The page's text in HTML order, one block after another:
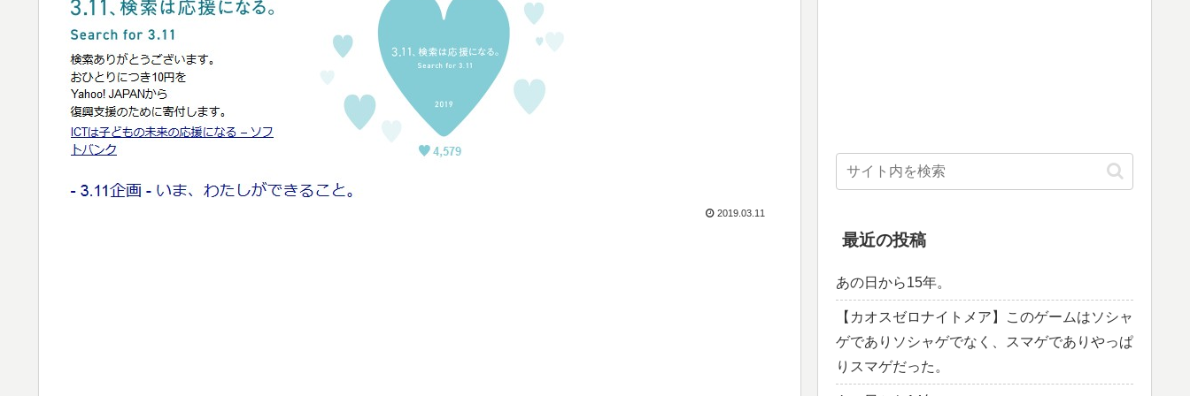
2019.03.11
最近の投稿
あの日から15年。
【カオスゼロナイトメア】このゲームはソシャ
ゲでありソシャゲでなく、スマゲでありやっぱ
りスマゲだった。